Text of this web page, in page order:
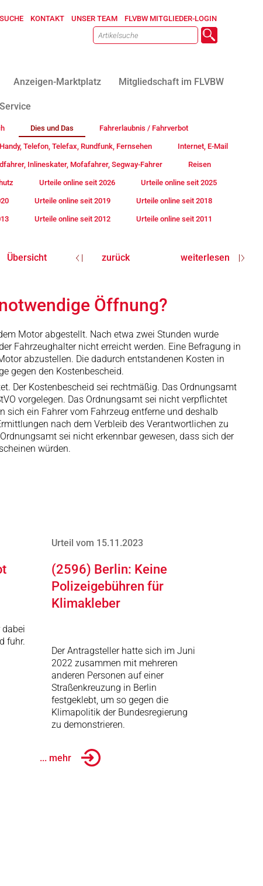
SUCHE KONTAKT UNSER TEAM FLVBW MITGLIEDER-LOGIN
Anzeigen-Marktplatz Mitgliedschaft im FLVBW
Service
Dies und Das Fahrerlaubnis / Fahrverbot
Telefon, Telefax, Rundfunk, Fernsehen Internet, E-Mail
Inlineskater, Mofafahrer, Segway-Fahrer Reisen
Urteile online seit 2026 Urteile online seit 2025
Urteile online seit 2019 Urteile online seit 2018
Urteile online seit 2012 Urteile online seit 2011
Übersicht zurück weiterlesen
Öffnung?
Motor abgestellt. Nach etwa zwei Stunden wurde
Fahrzeughalter nicht erreicht werden. Eine Befragung in
abzustellen. Die dadurch entstandenen Kosten in
gegen den Kostenbescheid.
Der Kostenbescheid sei rechtmäßig. Das Ordnungsamt
vorgelegen. Das Ordnungsamt sei nicht verpflichtet
sich ein Fahrer vom Fahrzeug entferne und deshalb
nach dem Verbleib des Verantwortlichen zu
sei nicht erkennbar gewesen, dass sich der
würden.
dabei
fuhr.
Urteil vom 15.11.2023
(2596) Berlin: Keine
Polizeigebühren für
Klimakleber
Der Antragsteller hatte sich im Juni
2022 zusammen mit mehreren
anderen Personen auf einer
Straßenkreuzung in Berlin
festgeklebt, um so gegen die
Klimapolitik der Bundesregierung
zu demonstrieren.
... mehr